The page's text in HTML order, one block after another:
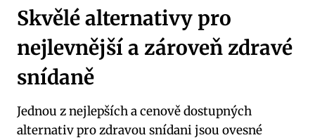
Skvělé alternativy pro
nejlevnější a zároveň zdravé
snídaně
Jednou z nejlepších a cenově dostupných
alternativ pro zdravou snídani jsou ovesné